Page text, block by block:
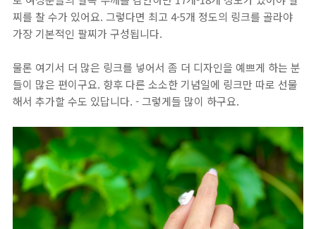
찌를 찰 수가 있어요. 그렇다면 최고 4-5개 정도의 링크를 골라야
가장 기본적인 팔찌가 구성됩니다.
물론 여기서 더 많은 링크를 넣어서 좀 더 디자인을 예쁘게 하는 분
들이 많은 편이구요. 향후 다른 소소한 기념일에 링크만 따로 선물
해서 추가할 수도 있답니다. - 그렇게들 많이 하구요.